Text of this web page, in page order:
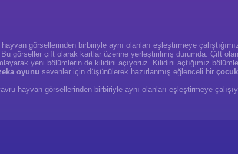
görsellerinden birbiriyle aynı olanları eşleştirmeye
görseller çift olarak kartlar üzerine yerleştirilmiş durumda. Çift
yeni bölümlerin de kilidini açıyoruz. Kilidini açtığımız
oyunu sevenler için düşünülerek hazırlanmış eğlenceli bir
hayvan görsellerinden birbiriyle aynı olanları eşleştirmeye